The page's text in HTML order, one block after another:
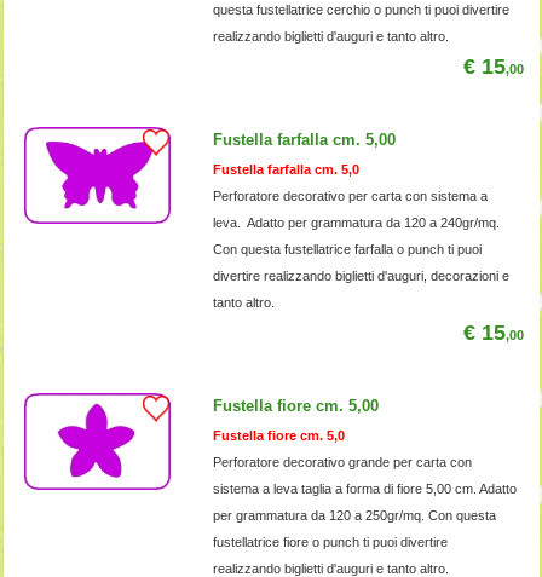
questa fustellatrice cerchio o punch ti puoi divertire
realizzando biglietti d'auguri e tanto altro.
€ 15,00
Fustella farfalla cm. 5,00
Fustella farfalla cm. 5,0
Perforatore decorativo per carta con sistema a
leva. Adatto per grammatura da 120 a 240gr/mq.
Con questa fustellatrice farfalla o punch ti puoi
divertire realizzando biglietti d'auguri, decorazioni e
tanto altro.
€ 15,00
Fustella fiore cm. 5,00
Fustella fiore cm. 5,0
Perforatore decorativo grande per carta con
sistema a leva taglia a forma di fiore 5,00 cm. Adatto
per grammatura da 120 a 250gr/mq. Con questa
fustellatrice fiore o punch ti puoi divertire
realizzando biglietti d'auguri e tanto altro.